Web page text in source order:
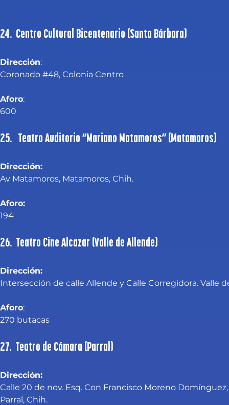
24. Centro Cultural Bicentenario (Santa Bárbara)
Dirección:
Coronado #48, Colonia Centro
Aforo:
600
25.  Teatro Auditorio “Mariano Matamoros” (Matamoros)
Dirección:
Av Matamoros, Matamoros, Chih.
Aforo:
194
26. Teatro Cine Alcazar (Valle de Allende)
Dirección:
Intersección de calle Allende y Calle Corregidora. Valle
Aforo:
270 butacas
27. Teatro de Cámara (Parral)
Dirección:
Calle 20 de nov. Esq. Con Francisco Moreno
Parral, Chih.